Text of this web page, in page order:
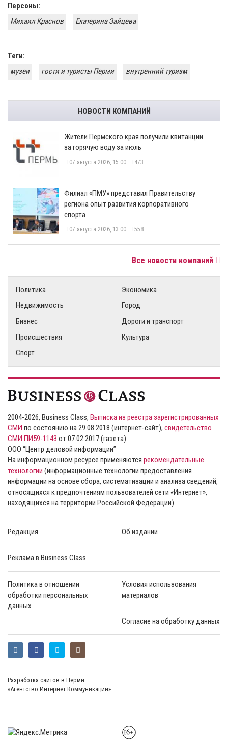
Персоны:
Михаил Краснов
Екатерина Зайцева
Теги:
музеи
гости и туристы Перми внутренний туризм
НОВОСТИ КОМПАНИЙ
​Жители Пермского края получили квитанции
за горячую воду за июль
07 августа 2026, 15:00 473
​Филиал «ПМУ» представил Правительству
региона опыт развития корпоративного
спорта
07 августа 2026, 13:00 558
Все новости компаний
Политика
Экономика
Недвижимость
Город
Бизнес
Дороги и транспорт
Происшествия
Культура
Спорт
2004-2026, Business Class, Выписка из реестра зарегистрированных
СМИ по состоянию на 29.08.2018 (интернет-сайт), свидетельство
СМИ ПИ59-1143 от 07.02.2017 (газета)
ООО “Центр деловой информации”
На информационном ресурсе применяются рекомендательные
технологии (информационные технологии предоставления
информации на основе сбора, систематизации и анализа сведений,
относящихся к предпочтениям пользователей сети «Интернет»,
находящихся на территории Российской Федерации).
Редакция Об издании
Реклама в Business Class
Политика в отношении
обработки персональных
данных
Условия использования
материалов
Согласие на обработку данных
Разработка сайтов в Перми
«Агентство Интернет Коммуникаций»